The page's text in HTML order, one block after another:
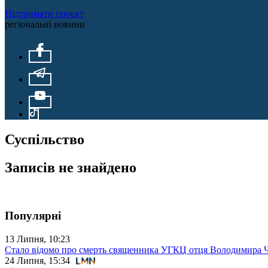
Підтримати проект
регіональні новини
Суспільство
Записів не знайдено
Популярні
13 Липня, 10:23
Стало відомо про смерть священника УГКЦ отця Володимира
24 Липня, 15:34